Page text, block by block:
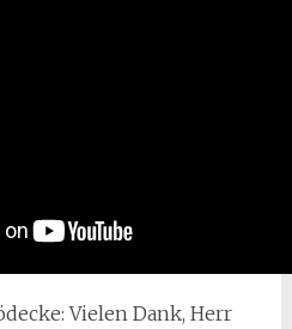
Vielen Dank, Herr